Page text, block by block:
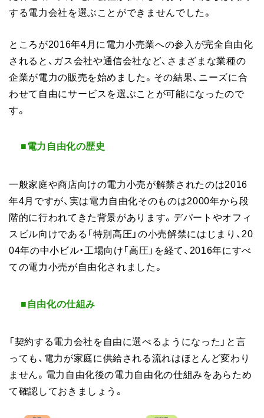
する電力会社を選ぶことができませんでした。
ところが2016年4月に電力小売業への参入が完全自由化
されると、ガス会社や通信会社など、さまざまな業種の
企業が電力の販売を始めました。その結果、ニーズに合
わせて自由にサービスを選ぶことが可能になったので
す。
■電力自由化の歴史
一般家庭や商店向けの電力小売が解禁されたのは2016
年4月ですが、実は電力自由化そのものは2000年から段
階的に行われてきた背景があります。デパートやオフィ
スビル向けである「特別高圧」の小売解禁にはじまり、20
04年の中小ビル・工場向け「高圧」を経て、2016年にすべ
ての電力小売が自由化されました。
■自由化の仕組み
「契約する電力会社を自由に選べるようになった」と言
っても、電力が家庭に供給される流れはほとんど変わり
ません。電力自由化後の電力自由化の仕組みをあらため
て確認しておきましょう。